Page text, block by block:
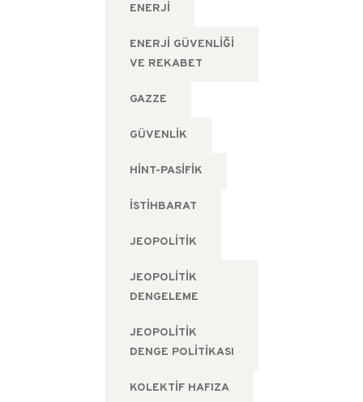
ENERJI
ENERJI GÜVENLIĞI
VE REKABET
GAZZE
GÜVENLIK
HINT-PASIFIK
ISTIHBARAT
JEOPOLITIK
JEOPOLITIK
DENGELEME
JEOPOLITIK
DENGE POLITIKASI
KOLEKTIF HAFIZA